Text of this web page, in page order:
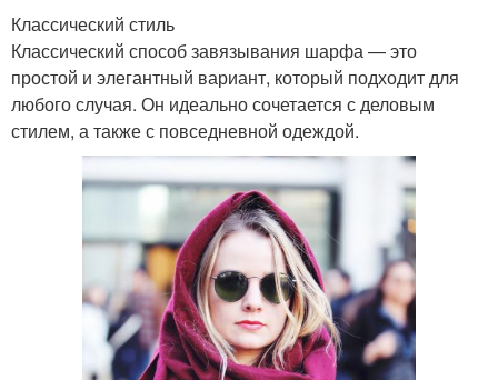
Классический стиль
Классический способ завязывания шарфа — это
простой и элегантный вариант, который подходит для
любого случая. Он идеально сочетается с деловым
стилем, а также с повседневной одеждой.